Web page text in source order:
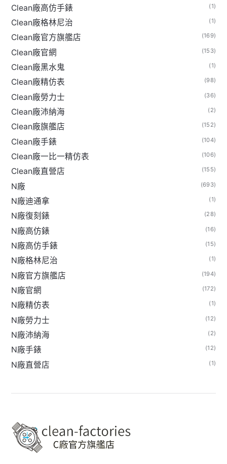
Clean廠高仿手錶 (1)
Clean廠格林尼治 (1)
Clean廠官方旗艦店 (169)
Clean廠官網 (153)
Clean廠黑水鬼 (1)
Clean廠精仿表 (98)
Clean廠勞力士 (36)
Clean廠沛納海 (2)
Clean廠旗艦店 (152)
Clean廠手錶 (104)
Clean廠一比一精仿表 (106)
Clean廠直營店 (155)
N廠 (693)
N廠迪通拿 (1)
N廠復刻錶 (28)
N廠高仿錶 (16)
N廠高仿手錶 (15)
N廠格林尼治 (1)
N廠官方旗艦店 (194)
N廠官網 (172)
N廠精仿表 (1)
N廠勞力士 (12)
N廠沛納海 (2)
N廠手錶 (12)
N廠直營店 (1)